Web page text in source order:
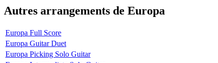
Autres arrangements de Europa
Europa Full Score
Europa Guitar Duet
Europa Picking Solo Guitar